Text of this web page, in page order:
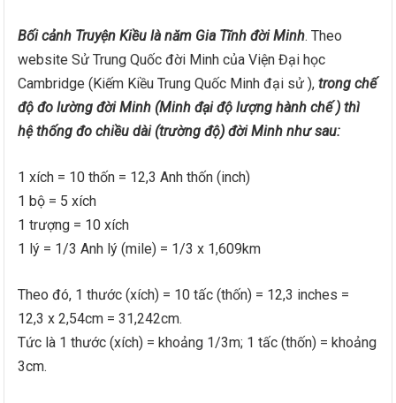
Bối cảnh Truyện Kiều là năm Gia Tĩnh đời Minh. Theo
website Sử Trung Quốc đời Minh của Viện Đại học
Cambridge (Kiếm Kiều Trung Quốc Minh đại sử ),trong chế
độ đo lường đời Minh (Minh đại độ lượng hành chế ) thì
hệ thống đo chiều dài (trường độ) đời Minh như sau:
1 xích = 10 thốn = 12,3 Anh thốn (inch)
1 bộ = 5 xích
1 trượng = 10 xích
1 lý = 1/3 Anh lý (mile) = 1/3 x 1,609km
Theo đó, 1 thước (xích) = 10 tấc (thốn) = 12,3 inches =
12,3 x 2,54cm = 31,242cm.
Tức là 1 thước (xích) = khoảng 1/3m; 1 tấc (thốn) = khoảng
3cm.